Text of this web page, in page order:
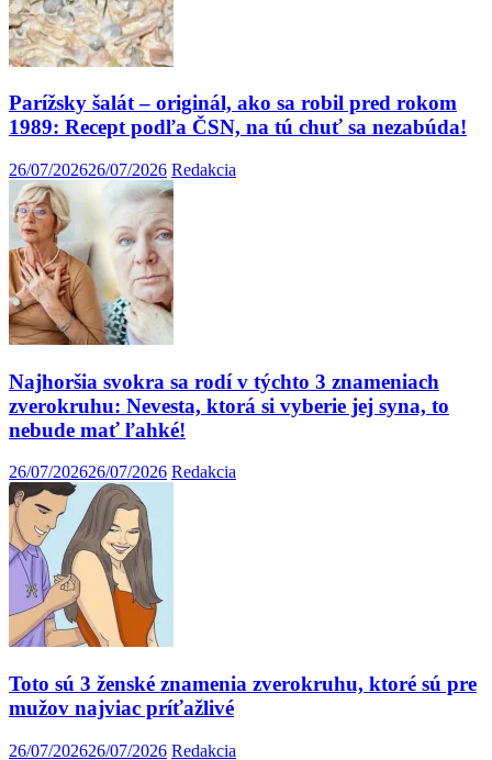
Parížsky šalát – originál, ako sa robil pred rokom
1989: Recept podľa ČSN, na tú chuť sa nezabúda!
26/07/202626/07/2026 Redakcia
Najhoršia svokra sa rodí v týchto 3 znameniach
zverokruhu: Nevesta, ktorá si vyberie jej syna, to
nebude mať ľahké!
26/07/202626/07/2026 Redakcia
Toto sú 3 ženské znamenia zverokruhu, ktoré sú pre
mužov najviac príťažlivé
26/07/202626/07/2026 Redakcia